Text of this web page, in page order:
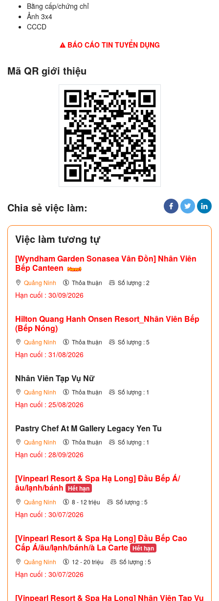
Bằng cấp/chứng chỉ
Ảnh 3x4
CCCD
BÁO CÁO TIN TUYỂN DỤNG
Mã QR giới thiệu
Chia sẻ việc làm:
Việc làm tương tự
[Wyndham Garden Sonasea Vân Đồn] Nhân Viên
Bếp Canteen
Quảng Ninh Thỏa thuận Số lượng : 2
Hạn cuối : 30/09/2026
Hilton Quang Hanh Onsen Resort_Nhân Viên Bếp
(Bếp Nóng)
Quảng Ninh Thỏa thuận Số lượng : 5
Hạn cuối : 31/08/2026
Nhân Viên Tạp Vụ Nữ
Quảng Ninh Thỏa thuận Số lượng : 1
Hạn cuối : 25/08/2026
Pastry Chef At M Gallery Legacy Yen Tu
Quảng Ninh Thỏa thuận Số lượng : 1
Hạn cuối : 28/09/2026
[Vinpearl Resort & Spa Hạ Long] Đầu Bếp Á/
âu/lạnh/bánh Hết hạn
Quảng Ninh 8 - 12 triệu Số lượng : 5
Hạn cuối : 30/07/2026
[Vinpearl Resort & Spa Hạ Long] Đầu Bếp Cao
Cấp Á/âu/lạnh/bánh/à La Carte Hết hạn
Quảng Ninh 12 - 20 triệu Số lượng : 5
Hạn cuối : 30/07/2026
[Vinpearl Resort & Spa Hạ Long] Nhân Viên Tạp Vụ